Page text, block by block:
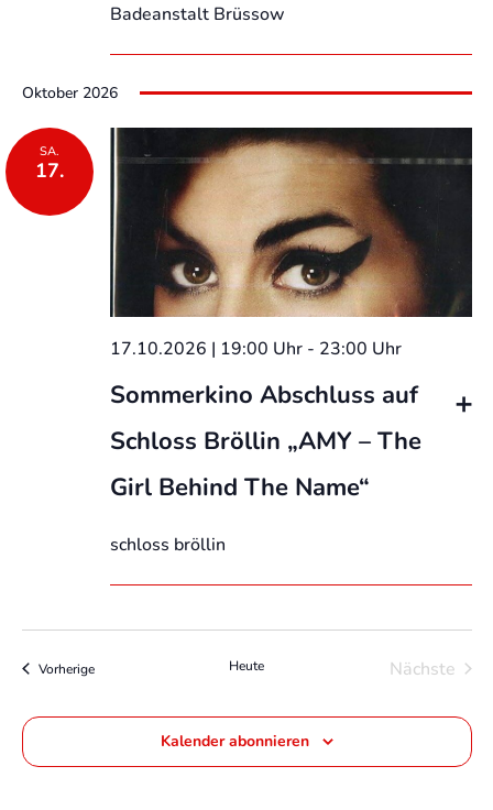
Badeanstalt Brüssow
Oktober 2026
SA.
17.
Sommerkino Abschluss auf
Schloss Bröllin „AMY – The
Girl Behind The Name“
17.10.2026 | 19:00 Uhr- 23:00 Uhr
schloss bröllin
VorherigeVeranstaltungen Heute
Nächste
Kalender abonnieren